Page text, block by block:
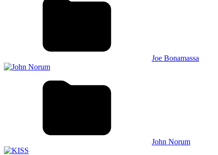
Joe Bonamassa
John Norum